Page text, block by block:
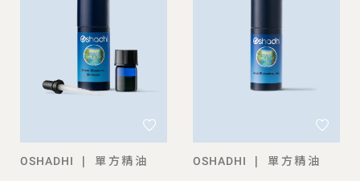
OSHADHI |
單方精油
OSHADHI |
單方精油